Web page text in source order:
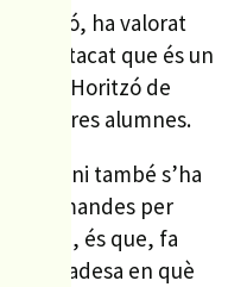
Horitzó, ha valorat
destacat que és un
de l’Horitzó de
altres alumnes.
conveni també s’ha
demandes per
I, és que, fa
deixadesa en què